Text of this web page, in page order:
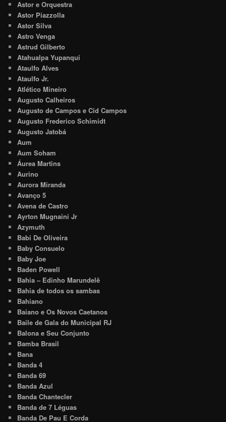
Astor e Orquestra
Astor Piazzolla
Astor Silva
Astro Venga
Astrud Gilberto
Atahualpa Yupanqui
Ataulfo Alves
Ataulfo Jr.
Atlético Mineiro
Augusto Calheiros
Augusto de Campos e Cid Campos
Augusto Frederico Schimidt
Augusto Jatobá
Aum
Aum Soham
Áurea Martins
Aurino
Aurora Miranda
Avanço 5
Avena de Castro
Ayrton Mugnaini Jr
Azymuth
Babi De Oliveira
Baby Consuelo
Baby Joe
Baden Powell
Bahia – Edinho Marundelê
Bahia de todos os sambas
Bahiano
Baiano e Os Novos Caetanos
Baile de Gala do Municipal RJ
Balona e Seu Conjunto
Bamba Brasil
Bana
Banda 4
Banda 69
Banda Azul
Banda Chantecler
Banda de 7 Léguas
Banda De Pau E Corda